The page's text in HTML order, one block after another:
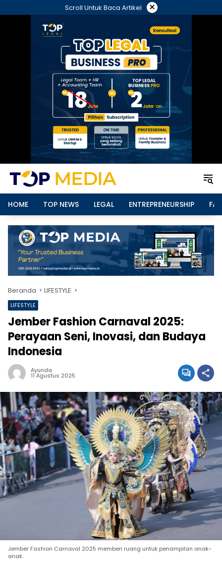
ke
Scroll Untuk Baca Artikel ×
HOME TOP NEWS LEGAL ENTREPRENEURSHIP
Beranda LIFESTYLE
LIFESTYLE
Jember Fashion Carnaval 2025:
Perayaan Seni, Inovasi, dan Budaya
Indonesia
Ayunda
11 Agustus 2025
Jember Fashion Carnaval 2025 memberi ruang untuk penampilan anak-
anak.